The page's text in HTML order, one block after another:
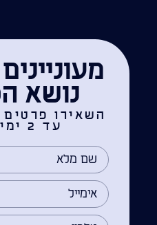
נושא
השאירו
עד 2 ימי עסקים.